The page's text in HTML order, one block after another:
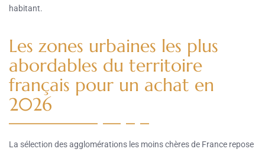
habitant.
Les zones urbaines les plus
abordables du territoire
français pour un achat en
2026
La sélection des agglomérations les moins chères de France repose